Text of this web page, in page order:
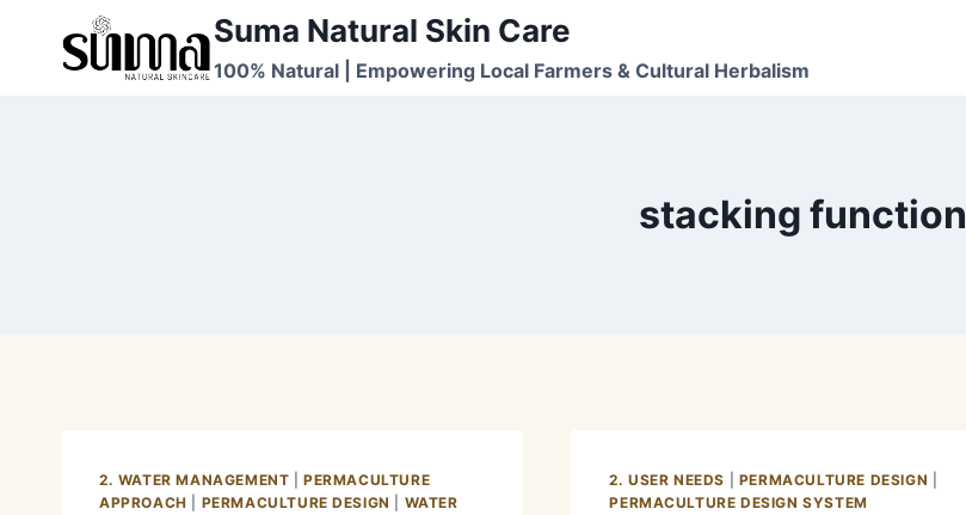
Suma Natural Skin Care
100% Natural | Empowering Local Farmers & Cultural Herbalism
stacking function
2. WATER MANAGEMENT |PERMACULTURE
APPROACH
PERMACULTURE DESIGN
WATER
2. USER NEEDS PERMACULTURE DESIGN
PERMACULTURE DESIGN SYSTEM